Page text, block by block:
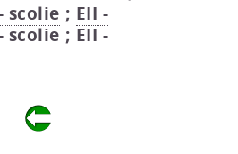
scolie ; EII -
scolie ; EII -